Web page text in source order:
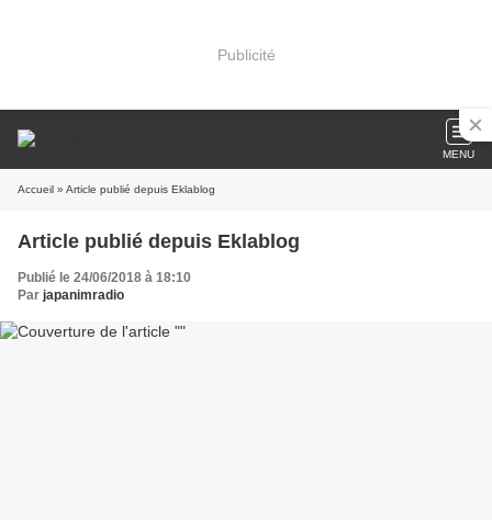
Publicité
MENU
Accueil » Article publié depuis Eklablog
Article publié depuis Eklablog
Publié le 24/06/2018 à 18:10
Par japanimradio